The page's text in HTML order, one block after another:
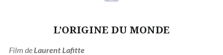
L’ORIGINE DU MONDE
Film de Laurent Lafitte